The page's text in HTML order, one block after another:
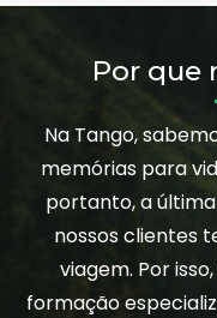
Por que
Na Tango,
memórias para
portanto, a
nossos clientes
viagem. Por
formação